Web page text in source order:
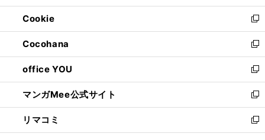
開
く
ウ
で
開
く
ン
ド
ウ
で
開
く
ウ
ィ
ン
ド
ウ
で
開
く
Cookie
新
し
い
ウ
ィ
ン
ド
ウ
で
開
Cocohana
新
し
い
ウ
ィ
ン
ド
ウ
office YOU
新
し
い
ウ
ィ
ン
マンガMee公式サイト
新
し
い
ウ
リマコミ
新
し